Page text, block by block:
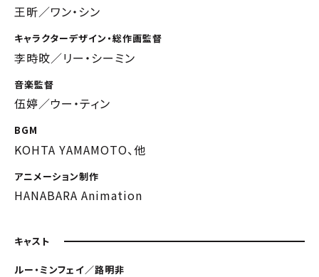
王昕／ワン・シン
キャラクターデザイン・総作画監督
李時旼／リー・シーミン
音楽監督
伍婷／ウー・ティン
BGM
KOHTA YAMAMOTO、他
アニメーション制作
HANABARA Animation
キャスト
ルー・ミンフェイ／路明非